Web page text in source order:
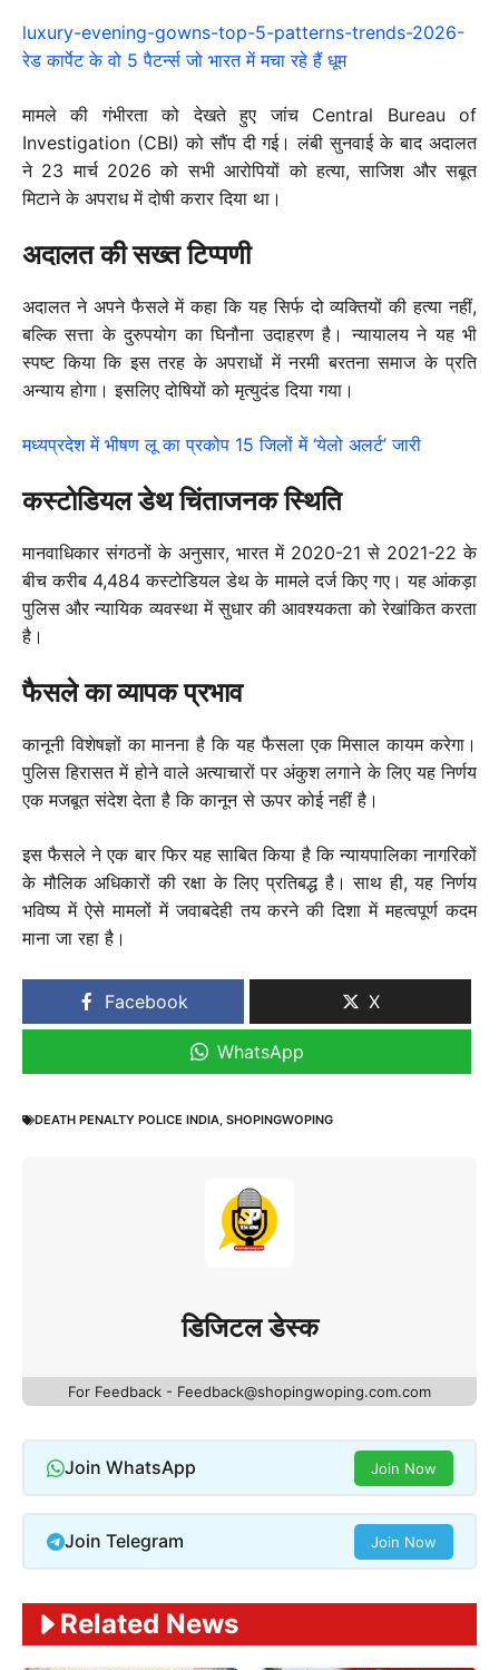
luxury-evening-gowns-top-5-patterns-trends-2026-
रेड कार्पेट के वो 5 पैटर्न्स जो भारत में मचा रहे हैं धूम
मामले की गंभीरता को देखते हुए जांच Central Bureau of
Investigation (CBI) को सौंप दी गई। लंबी सुनवाई के बाद अदालत
ने 23 मार्च 2026 को सभी आरोपियों को हत्या, साजिश और सबूत
मिटाने के अपराध में दोषी करार दिया था।
अदालत की सख्त टिप्पणी
अदालत ने अपने फैसले में कहा कि यह सिर्फ दो व्यक्तियों की हत्या नहीं,
बल्कि सत्ता के दुरुपयोग का घिनौना उदाहरण है। न्यायालय ने यह भी
स्पष्ट किया कि इस तरह के अपराधों में नरमी बरतना समाज के प्रति
अन्याय होगा। इसलिए दोषियों को मृत्युदंड दिया गया।
मध्यप्रदेश में भीषण लू का प्रकोप 15 जिलों में ‘येलो अलर्ट’ जारी
कस्टोडियल डेथ चिंताजनक स्थिति
मानवाधिकार संगठनों के अनुसार, भारत में 2020-21 से 2021-22 के
बीच करीब 4,484 कस्टोडियल डेथ के मामले दर्ज किए गए। यह आंकड़ा
पुलिस और न्यायिक व्यवस्था में सुधार की आवश्यकता को रेखांकित करता
है।
फैसले का व्यापक प्रभाव
कानूनी विशेषज्ञों का मानना है कि यह फैसला एक मिसाल कायम करेगा।
पुलिस हिरासत में होने वाले अत्याचारों पर अंकुश लगाने के लिए यह निर्णय
एक मजबूत संदेश देता है कि कानून से ऊपर कोई नहीं है।
इस फैसले ने एक बार फिर यह साबित किया है कि न्यायपालिका नागरिकों
के मौलिक अधिकारों की रक्षा के लिए प्रतिबद्ध है। साथ ही, यह निर्णय
भविष्य में ऐसे मामलों में जवाबदेही तय करने की दिशा में महत्वपूर्ण कदम
माना जा रहा है।
Facebook X
WhatsApp
DEATH PENALTY POLICE INDIA, SHOPINGWOPING
डिजिटल डेस्क
For Feedback - Feedback@shopingwoping.com.com
Join WhatsApp Join Now
Join Telegram Join Now
Related News